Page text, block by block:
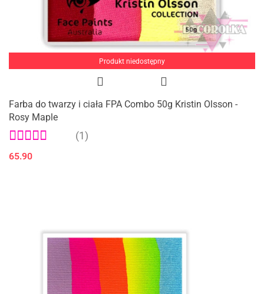
Produkt niedostępny
Farba do twarzy i ciała FPA Combo 50g Kristin Olsson -
Rosy Maple
(1)
65.90